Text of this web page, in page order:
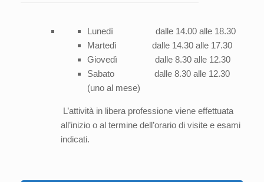
Lunedì dalle 14.00 alle 18.30
Martedì dalle 14.30 alle 17.30
Giovedì dalle 8.30 alle 12.30
Sabato dalle 8.30 alle 12.30
(uno al mese)
L’attività in libera professione viene effettuata
all’inizio o al termine dell’orario di visite e esami
indicati.